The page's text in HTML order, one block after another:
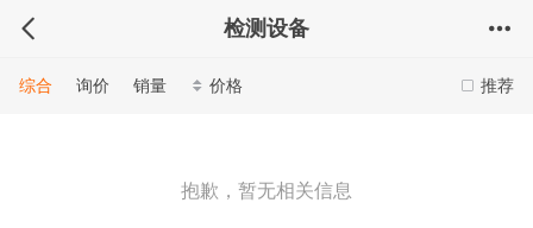
检测设备
推荐
综合 询价 销量 价格
抱歉，暂无相关信息